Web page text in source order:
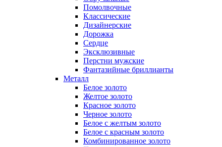
Помолвочные
Классические
Дизайнерские
Дорожка
Сердце
Эксклюзивные
Перстни мужские
Фантазийные бриллианты
Металл
Белое золото
Желтое золото
Красное золото
Черное золото
Белое с желтым золото
Белое с красным золото
Комбинированное золото